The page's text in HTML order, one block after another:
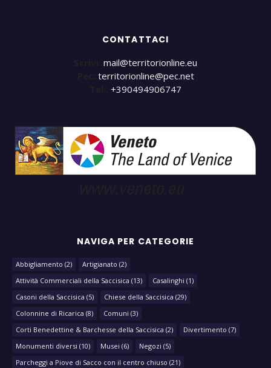
CONTATTACI
mail@territorionline.eu
territorionline@pec.net
+390494906747
NAVIGA PER CATEGORIE
Abbigliamento (2) Artigianato (2)
Attività Commerciali della Saccisica (13) Casalinghi (1)
Casoni della Saccisica (5) Chiese della Saccisica (29)
Colonnine di Ricarica (8) Comuni (3)
Corti Benedettine & Barchesse della Saccisica (2) Divertimento (7)
Monumenti diversi (10) Musei (6) Negozi (5)
Parcheggi a Piove di Sacco con il centro chiuso (21)